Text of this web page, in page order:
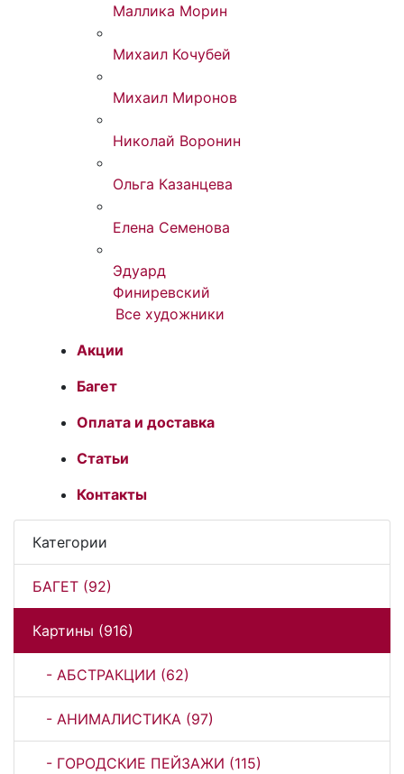
Маллика Морин
Михаил Кочубей
Михаил Миронов
Николай Воронин
Ольга Казанцева
Елена Семенова
Эдуард
Финиревский
Все художники
Акции
Багет
Оплата и доставка
Статьи
Контакты
Категории
БАГЕТ (92)
Картины (916)
- АБСТРАКЦИИ (62)
- АНИМАЛИСТИКА (97)
- ГОРОДСКИЕ ПЕЙЗАЖИ (115)